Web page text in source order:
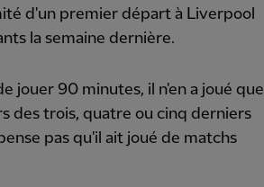
d'un premier départ à Liverpool
la semaine dernière.
jouer 90 minutes, il n'en a joué que
des trois, quatre ou cinq derniers
pas qu'il ait joué de matchs